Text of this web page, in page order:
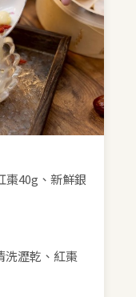
棗40g、新鮮銀
洗瀝乾、紅棗